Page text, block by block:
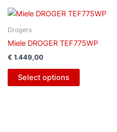
Drogers
Miele DROGER TEF775WP
€ 1.449,00
Select options